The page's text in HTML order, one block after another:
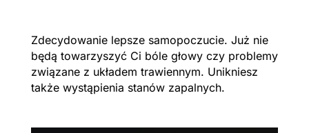
Zdecydowanie lepsze samopoczucie. Już nie
będą towarzyszyć Ci bóle głowy czy problemy
związane z układem trawiennym. Unikniesz
także wystąpienia stanów zapalnych.